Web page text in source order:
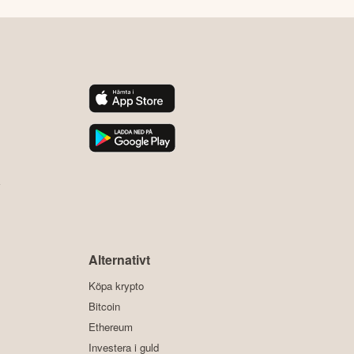
Alternativt
Köpa krypto
Bitcoin
Ethereum
Investera i guld